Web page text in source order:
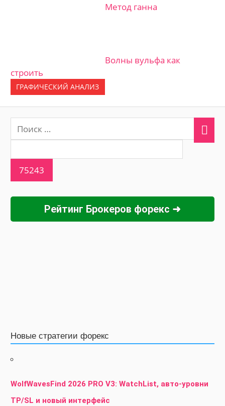
Метод ганна
Волны вульфа как
строить
ГРАФИЧЕСКИЙ АНАЛИЗ
Рейтинг Брокеров форекс ➜
Новые стратегии форекс
WolfWavesFind 2026 PRO V3: WatchList, авто-уровни
TP/SL и новый интерфейс